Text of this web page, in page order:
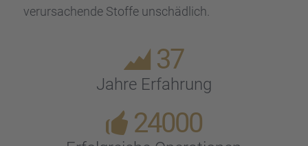
verur­sa­chende Stoffe unschäd­lich.
37
Jahre Erfah­rung
24000